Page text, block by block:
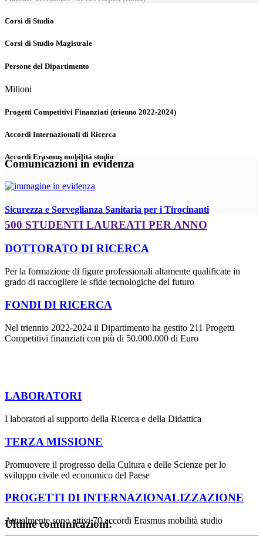
Corsi di Studio
Corsi di Studio Magistrale
Persone del Dipartimento
Milioni
Progetti Competitivi Finanziati (trienno 2022-2024)
Accordi Internazionali di Ricerca
Accordi Erasmus mobilità studio
Comunicazioni in evidenza
Sicurezza e Sorveglianza Sanitaria per i Tirocinanti
500 STUDENTI LAUREATI PER ANNO
DOTTORATO DI RICERCA
Per la formazione di figure professionali altamente qualificate in
grado di raccogliere le sfide tecnologiche del futuro
FONDI DI RICERCA
Nel triennio 2022-2024 il Dipartimento ha gestito 211 Progetti
Competitivi finanziati con più di 50.000.000 di Euro
LABORATORI
I laboratori al supporto della Ricerca e della Didattica
TERZA MISSIONE
Promuovere il progresso della Cultura e delle Scienze per lo
sviluppo civile ed economico del Paese
PROGETTI DI INTERNAZIONALIZZAZIONE
Attualmente sono attivi 70 accordi Erasmus mobilità studio
Ultime comunicazioni: